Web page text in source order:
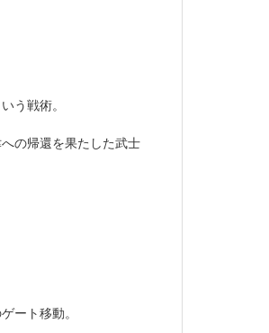
う戦術。
の帰還を果たした武士
ート移動。